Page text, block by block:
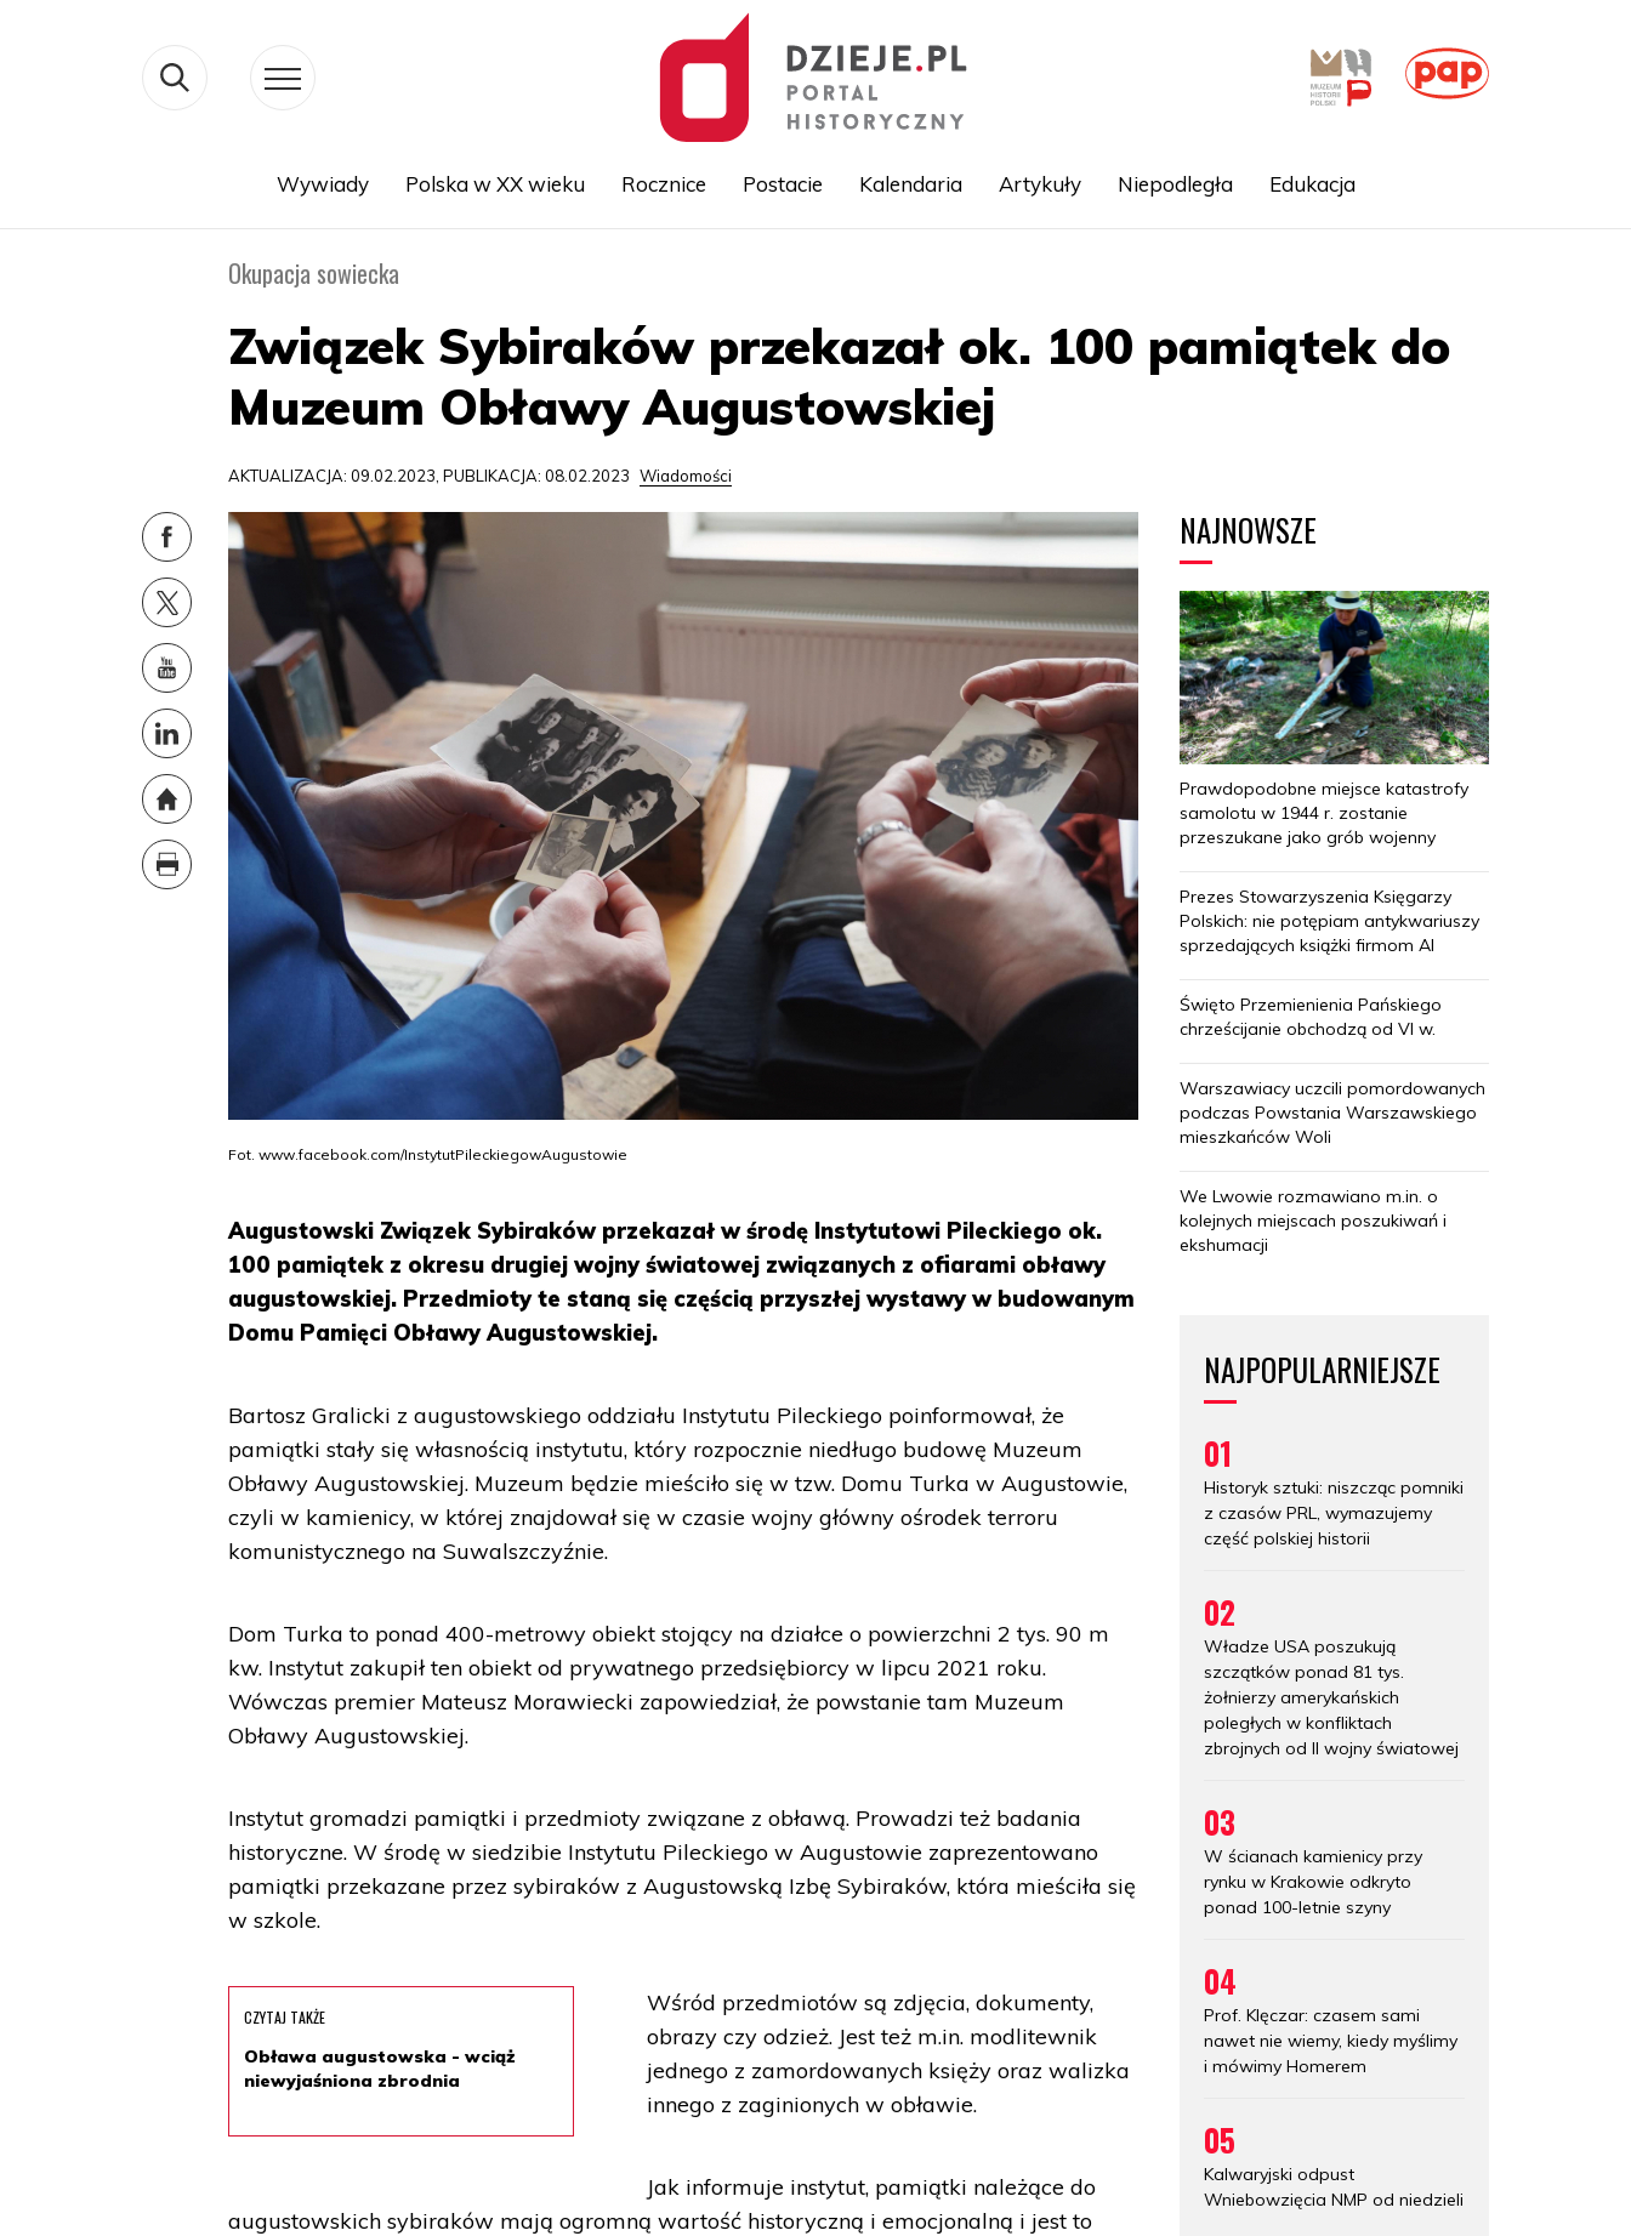
Wywiady Polska w XX wieku Rocznice Postacie Kalendaria Artykuły Niepodległa Edukacja
Okupacja sowiecka
Związek Sybiraków przekazał ok. 100 pamiątek do
Muzeum Obławy Augustowskiej
AKTUALIZACJA: 09.02.2023, PUBLIKACJA: 08.02.2023 Wiadomości
Fot. www.facebook.com/InstytutPileckiegowAugustowie
Augustowski Związek Sybiraków przekazał w środę Instytutowi Pileckiego ok.
100 pamiątek z okresu drugiej wojny światowej związanych z ofiarami obławy
augustowskiej. Przedmioty te staną się częścią przyszłej wystawy w budowanym
Domu Pamięci Obławy Augustowskiej.
Bartosz Gralicki z augustowskiego oddziału Instytutu Pileckiego poinformował, że
pamiątki stały się własnością instytutu, który rozpocznie niedługo budowę Muzeum
Obławy Augustowskiej. Muzeum będzie mieściło się w tzw. Domu Turka w Augustowie,
czyli w kamienicy, w której znajdował się w czasie wojny główny ośrodek terroru
komunistycznego na Suwalszczyźnie.
Dom Turka to ponad 400-metrowy obiekt stojący na działce o powierzchni 2 tys. 90 m
kw. Instytut zakupił ten obiekt od prywatnego przedsiębiorcy w lipcu 2021 roku.
Wówczas premier Mateusz Morawiecki zapowiedział, że powstanie tam Muzeum
Obławy Augustowskiej.
Instytut gromadzi pamiątki i przedmioty związane z obławą. Prowadzi też badania
historyczne. W środę w siedzibie Instytutu Pileckiego w Augustowie zaprezentowano
pamiątki przekazane przez sybiraków z Augustowską Izbę Sybiraków, która mieściła się
w szkole.
CZYTAJ TAKŻE
Obława augustowska - wciąż
niewyjaśniona zbrodnia
Wśród przedmiotów są zdjęcia, dokumenty,
obrazy czy odzież. Jest też m.in. modlitewnik
jednego z zamordowanych księży oraz walizka
innego z zaginionych w obławie.
Jak informuje instytut, pamiątki należące do
augustowskich sybiraków mają ogromną wartość historyczną i emocjonalną i jest to
NAJNOWSZE
Prawdopodobne miejsce katastrofy
samolotu w 1944 r. zostanie
przeszukane jako grób wojenny
Prezes Stowarzyszenia Księgarzy
Polskich: nie potępiam antykwariuszy
sprzedających książki firmom AI
Święto Przemienienia Pańskiego
chrześcijanie obchodzą od VI w.
Warszawiacy uczcili pomordowanych
podczas Powstania Warszawskiego
mieszkańców Woli
We Lwowie rozmawiano m.in. o
kolejnych miejscach poszukiwań i
ekshumacji
NAJPOPULARNIEJSZE
01
Historyk sztuki: niszcząc pomniki
z czasów PRL, wymazujemy
część polskiej historii
02
Władze USA poszukują
szczątków ponad 81 tys.
żołnierzy amerykańskich
poległych w konfliktach
zbrojnych od II wojny światowej
03
W ścianach kamienicy przy
rynku w Krakowie odkryto
ponad 100-letnie szyny
04
Prof. Klęczar: czasem sami
nawet nie wiemy, kiedy myślimy
i mówimy Homerem
05
Kalwaryjski odpust
Wniebowzięcia NMP od niedzieli